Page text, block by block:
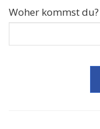
Woher kommst du?